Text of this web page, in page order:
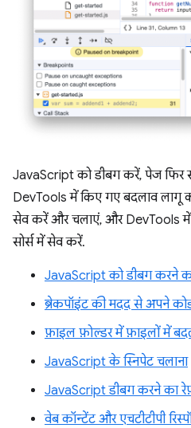
JavaScript को डीबग करें, पेज फिर
DevTools में किए गए बदलाव लागू
सेव करें और चलाएं, और DevTools में
सोर्स में सेव करें.
JavaScript को डीबग करने
ब्रेकपॉइंट की मदद से अपने
फ़ाइल फ़ोल्डर में फ़ाइलों में
JavaScript के स्निपेट चलाना
JavaScript डीबग करने का
वेब कॉन्टेंट और एचटीटीपी